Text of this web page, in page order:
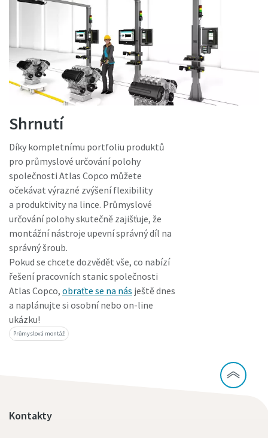
Shrnutí
Díky kompletnímu portfoliu produktů
pro průmyslové určování polohy
společnosti Atlas Copco můžete
očekávat výrazné zvýšení flexibility
a produktivity na lince. Průmyslové
určování polohy skutečně zajišťuje, že
montážní nástroje upevní správný díl na
správný šroub.
Pokud se chcete dozvědět vše, co nabízí
řešení pracovních stanic společnosti
Atlas Copco, obraťte se na nás ještě dnes
a naplánujte si osobní nebo on-line
ukázku!
Průmyslová montáž
Kontakty